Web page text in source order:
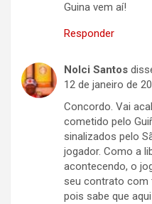
Guina vem aí!
Responder
Nolci Santos
12 de janeiro de
Concordo. Vai
cometido pelo
sinalizados pelo
jogador. Como a
acontecendo, o
seu contrato com
pois sabe que